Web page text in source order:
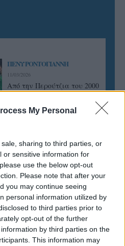
My Personal
sharing to third parties, or
or sensitive information for
use the below opt-out
Please note that after your
you may continue seeing
personal information utilized by
to third parties prior to
opt-out of the further
by third parties on the
This information may
ΠΕΝΥ ΡΟΝΤΟΓΙΑΝΝΗ
11/03/2026
Από την Περούτζια του 2000
στο σήμερα: Tο τρίτο
Παναθηναϊκού με την
ΗΛΙΑΣ ΠΑΠΑΪΩΑΝΝΟΥ
08/03/2026
Αναγνώριση και σεβασμός
οι σημαντικότερες νίκες του
Α.Ο. Θήρας